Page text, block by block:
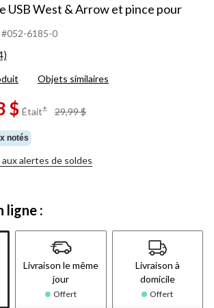
USB West & Arrow et pince pour
#052-6185-0
Objets similaires
$ Était± 29,99 $
notés
alertes de soldes
ligne :
Livraison le même
jour
Offert
Livraison à
domicile
Offert